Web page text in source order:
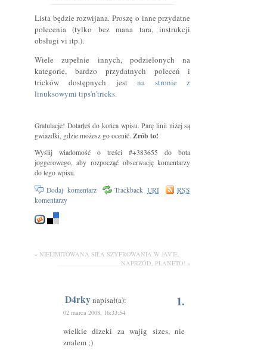
Lista będzie rozwijana. Proszę o inne przydatne
polecenia (tylko bez mana tara, instrukcji
obsługi vi itp.).
Wiele zupełnie innych, podzielonych na
kategorie, bardzo przydatnych poleceń i
tricków dostępnych jestna stronie z
linuksowymi tips'n'tricks.
Gratulacje! Dotarłeś do końca wpisu. Parę linii niżej są
gwiazdki, gdzie możesz go ocenić. Zrób to!
Wyślij wiadomość o treści #+383655 do bota
joggerowego, aby rozpocząć obserwację komentarzy
do tego wpisu.
Dodaj komentarz
TrackbackURI
RSS
komentarzy
« NIELIMITOWANA SIŁA SZYFROWANIA W JAVIE.
NAPRZÓD, PLANETO! »
1.
D4rkynapisał(a):
02 marca 2008, 16:33:54
wielkie dizeki za wajig sizes, nie
znalem ;)